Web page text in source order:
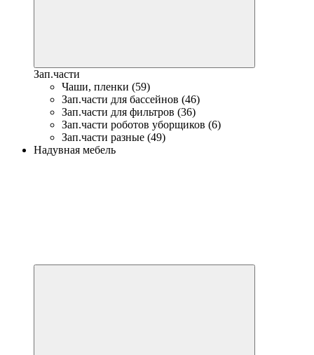
Зап.части
Чаши, пленки (59)
Зап.части для бассейнов (46)
Зап.части для фильтров (36)
Зап.части роботов уборщиков (6)
Зап.части разные (49)
Надувная мебель